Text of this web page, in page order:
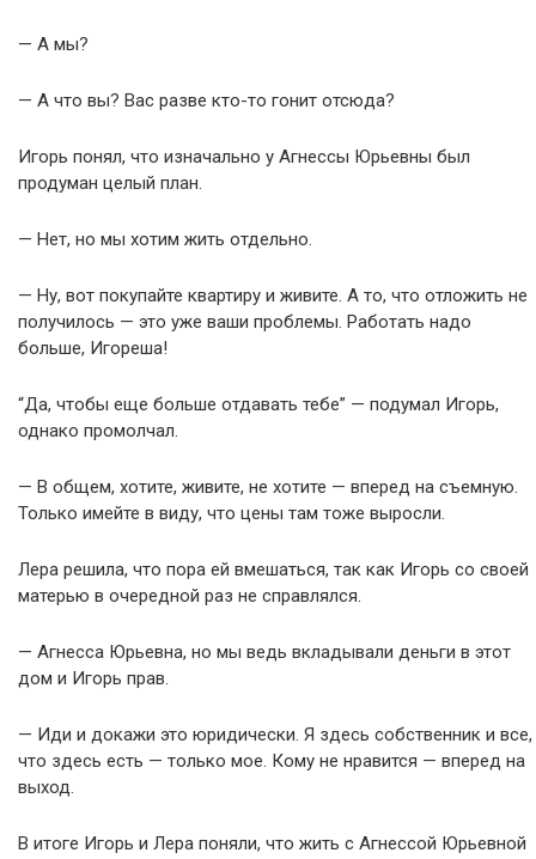
— А мы?
— А что вы? Вас разве кто-то гонит отсюда?
Игорь понял, что изначально у Агнессы Юрьевны был
продуман целый план.
— Нет, но мы хотим жить отдельно.
— Ну, вот покупайте квартиру и живите. А то, что отложить не
получилось — это уже ваши проблемы. Работать надо
больше, Игореша!
“Да, чтобы еще больше отдавать тебе” — подумал Игорь,
однако промолчал.
— В общем, хотите, живите, не хотите — вперед на съемную.
Только имейте в виду, что цены там тоже выросли.
Лера решила, что пора ей вмешаться, так как Игорь со своей
матерью в очередной раз не справлялся.
— Агнесса Юрьевна, но мы ведь вкладывали деньги в этот
дом и Игорь прав.
— Иди и докажи это юридически. Я здесь собственник и все,
что здесь есть — только мое. Кому не нравится — вперед на
выход.
В итоге Игорь и Лера поняли, что жить с Агнессой Юрьевной